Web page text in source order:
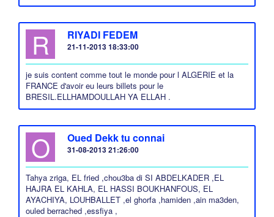
R RIYADI FEDEM
21-11-2013 18:33:00
je suis content comme tout le monde pour l ALGERIE et la
FRANCE d'avoir eu leurs billets pour le
BRESIL.ELLHAMDOULLAH YA ELLAH .
O Oued Dekk tu connai
31-08-2013 21:26:00
Tahya zriga, EL fried ,chou3ba di SI ABDELKADER ,EL
HAJRA EL KAHLA, EL HASSI BOUKHANFOUS, EL
AYACHIYA, LOUHBALLET ,el ghorfa ,hamiden ,ain ma3den,
ouled berrached ,essfiya ,